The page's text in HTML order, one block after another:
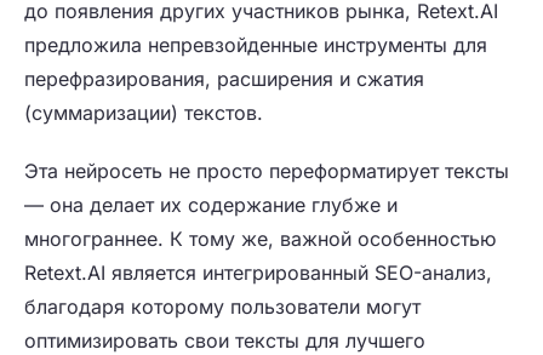
до появления других участников рынка, Retext.AI
предложила непревзойденные инструменты для
перефразирования, расширения и сжатия
(суммаризации) текстов.
Эта нейросеть не просто переформатирует тексты
— она делает их содержание глубже и
многограннее. К тому же, важной особенностью
Retext.AI является интегрированный SEO-анализ,
благодаря которому пользователи могут
оптимизировать свои тексты для лучшего